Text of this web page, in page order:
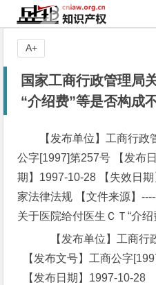
国家工商行政管理局
“介绍费”等是否构成
【发布单位】工商行
公字[1997]第257号 【发布
期】1997-10-28 【失效日
家法律法规 【文件来源】
关于医院给付医生ＣＴ“介
【发布单位】工商行
【发布文号】工商公字
【发布日期】1997-10-28
A+